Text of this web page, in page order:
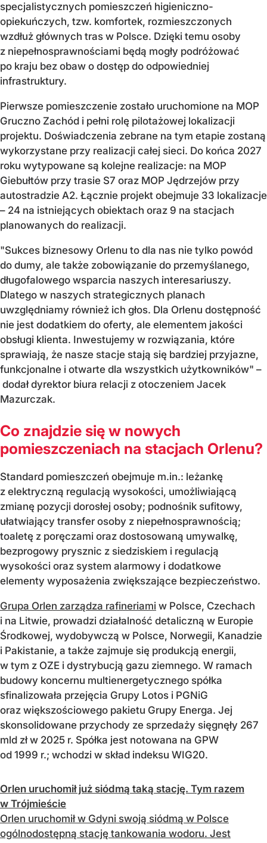
specjalistycznych pomieszczeń higieniczno-
opiekuńczych, tzw. komfortek, rozmieszczonych
wzdłuż głównych tras w Polsce. Dzięki temu osoby
z niepełnosprawnościami będą mogły podróżować
po kraju bez obaw o dostęp do odpowiedniej
infrastruktury.
Pierwsze pomieszczenie zostało uruchomione na MOP
Gruczno Zachód i pełni rolę pilotażowej lokalizacji
projektu. Doświadczenia zebrane na tym etapie zostaną
wykorzystane przy realizacji całej sieci. Do końca 2027
roku wytypowane są kolejne realizacje: na MOP
Giebułtów przy trasie S7 oraz MOP Jędrzejów przy
autostradzie A2. Łącznie projekt obejmuje 33 lokalizacje
– 24 na istniejących obiektach oraz 9 na stacjach
planowanych do realizacji.
"Sukces biznesowy Orlenu to dla nas nie tylko powód
do dumy, ale także zobowiązanie do przemyślanego,
długofalowego wsparcia naszych interesariuszy.
Dlatego w naszych strategicznych planach
uwzględniamy również ich głos. Dla Orlenu dostępność
nie jest dodatkiem do oferty, ale elementem jakości
obsługi klienta. Inwestujemy w rozwiązania, które
sprawiają, że nasze stacje stają się bardziej przyjazne,
funkcjonalne i otwarte dla wszystkich użytkowników" –
dodał dyrektor biura relacji z otoczeniem Jacek
Mazurczak.
Co znajdzie się w nowych
pomieszczeniach na stacjach Orlenu?
Standard pomieszczeń obejmuje m.in.: leżankę
z elektryczną regulacją wysokości, umożliwiającą
zmianę pozycji dorosłej osoby; podnośnik sufitowy,
ułatwiający transfer osoby z niepełnosprawnością;
toaletę z poręczami oraz dostosowaną umywalkę,
bezprogowy prysznic z siedziskiem i regulacją
wysokości oraz system alarmowy i dodatkowe
elementy wyposażenia zwiększające bezpieczeństwo.
Grupa Orlen zarządza rafineriami w Polsce, Czechach
i na Litwie, prowadzi działalność detaliczną w Europie
Środkowej, wydobywczą w Polsce, Norwegii, Kanadzie
i Pakistanie, a także zajmuje się produkcją energii,
w tym z OZE i dystrybucją gazu ziemnego. W ramach
budowy koncernu multienergetycznego spółka
sfinalizowała przejęcia Grupy Lotos i PGNiG
oraz większościowego pakietu Grupy Energa. Jej
skonsolidowane przychody ze sprzedaży sięgnęły 267
mld zł w 2025 r. Spółka jest notowana na GPW
od 1999 r.; wchodzi w skład indeksu WIG20.
Orlen uruchomił już siódmą taką stację. Tym razem
w Trójmieście
Orlen uruchomił w Gdyni swoją siódmą w Polsce
ogólnodostępną stację tankowania wodoru. Jest